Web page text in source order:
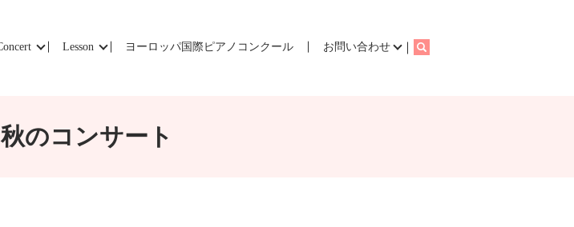
Lesson ヨーロッパ国際ピアノコンクール お問い合わせ search
のコンサート